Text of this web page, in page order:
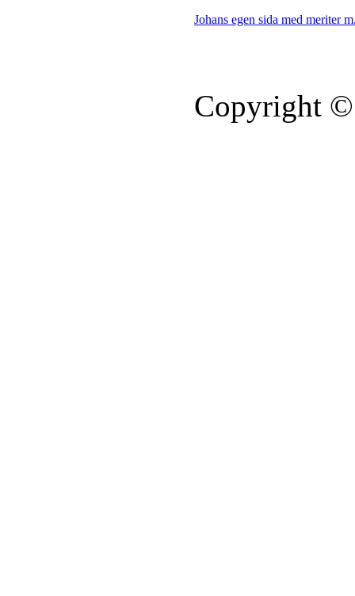
Johans egen sida med meriter
Copyright